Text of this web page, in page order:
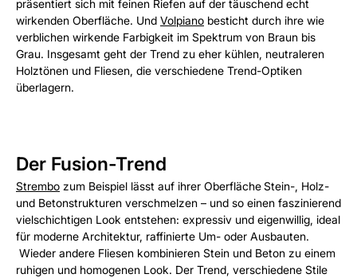
präsentiert sich mit feinen Riefen auf der täuschend echt
wirkenden Oberfläche. Und Volpiano besticht durch ihre wie
verblichen wirkende Farbigkeit im Spektrum von Braun bis
Grau. Insgesamt geht der Trend zu eher kühlen, neutraleren
Holztönen und Fliesen, die verschiedene Trend-Optiken
überlagern.
Der Fusion-Trend
Strembo zum Beispiel lässt auf ihrer OberflächeStein-, Holz-
und Betonstrukturen verschmelzen – und so einen faszinierend
vielschichtigen Look entstehen: expressiv und eigenwillig, ideal
für moderne Architektur, raffinierte Um- oder Ausbauten.
Wieder andere Fliesen kombinieren Stein und Beton zu einem
ruhigen und homogenen Look. Der Trend, verschiedene Stile